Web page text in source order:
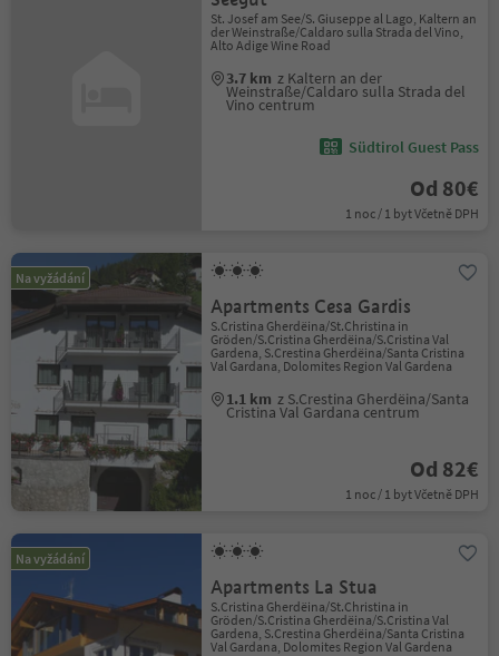
St. Josef am See/S. Giuseppe al Lago, Kaltern an
der Weinstraße/Caldaro sulla Strada del Vino,
Alto Adige Wine Road
3.7 km z Kaltern an der
Weinstraße/Caldaro sulla Strada del
Vino centrum
Südtirol Guest Pass
Od 80€
1 noc / 1 byt Včetně DPH
Na vyžádání
Apartments Cesa Gardis
S.Cristina Gherdëina/St.Christina in
Gröden/S.Cristina Gherdëina/S.Cristina Val
Gardena, S.Crestina Gherdëina/Santa Cristina
Val Gardana, Dolomites Region Val Gardena
1.1 km z S.Crestina Gherdëina/Santa
Cristina Val Gardana centrum
Od 82€
1 noc / 1 byt Včetně DPH
Na vyžádání
Apartments La Stua
S.Cristina Gherdëina/St.Christina in
Gröden/S.Cristina Gherdëina/S.Cristina Val
Gardena, S.Crestina Gherdëina/Santa Cristina
Val Gardana, Dolomites Region Val Gardena